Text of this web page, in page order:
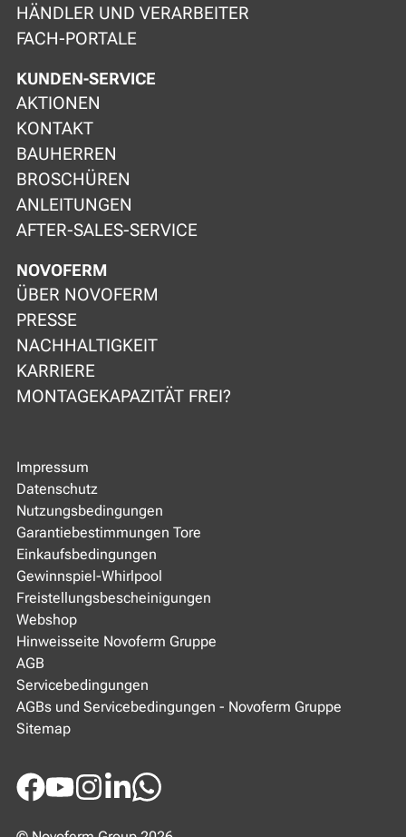
HÄNDLER UND VERARBEITER
FACH-PORTALE
KUNDEN-SERVICE
AKTIONEN
KONTAKT
BAUHERREN
BROSCHÜREN
ANLEITUNGEN
AFTER-SALES-SERVICE
NOVOFERM
ÜBER NOVOFERM
PRESSE
NACHHALTIGKEIT
KARRIERE
MONTAGEKAPAZITÄT FREI?
Facebook
YoutubeInstagram
LinkedInWhatsApp
Impressum
Datenschutz
Nutzungsbedingungen
Garantiebestimmungen Tore
Einkaufsbedingungen
Gewinnspiel-Whirlpool
Freistellungsbescheinigungen
Webshop
Hinweisseite Novoferm Gruppe
AGB
Servicebedingungen
AGBs und Servicebedingungen - Novoferm Gruppe
Sitemap